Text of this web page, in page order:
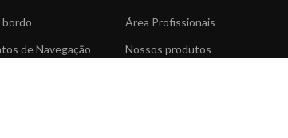
de Navegação
Área Profissionais
Nossos produtos